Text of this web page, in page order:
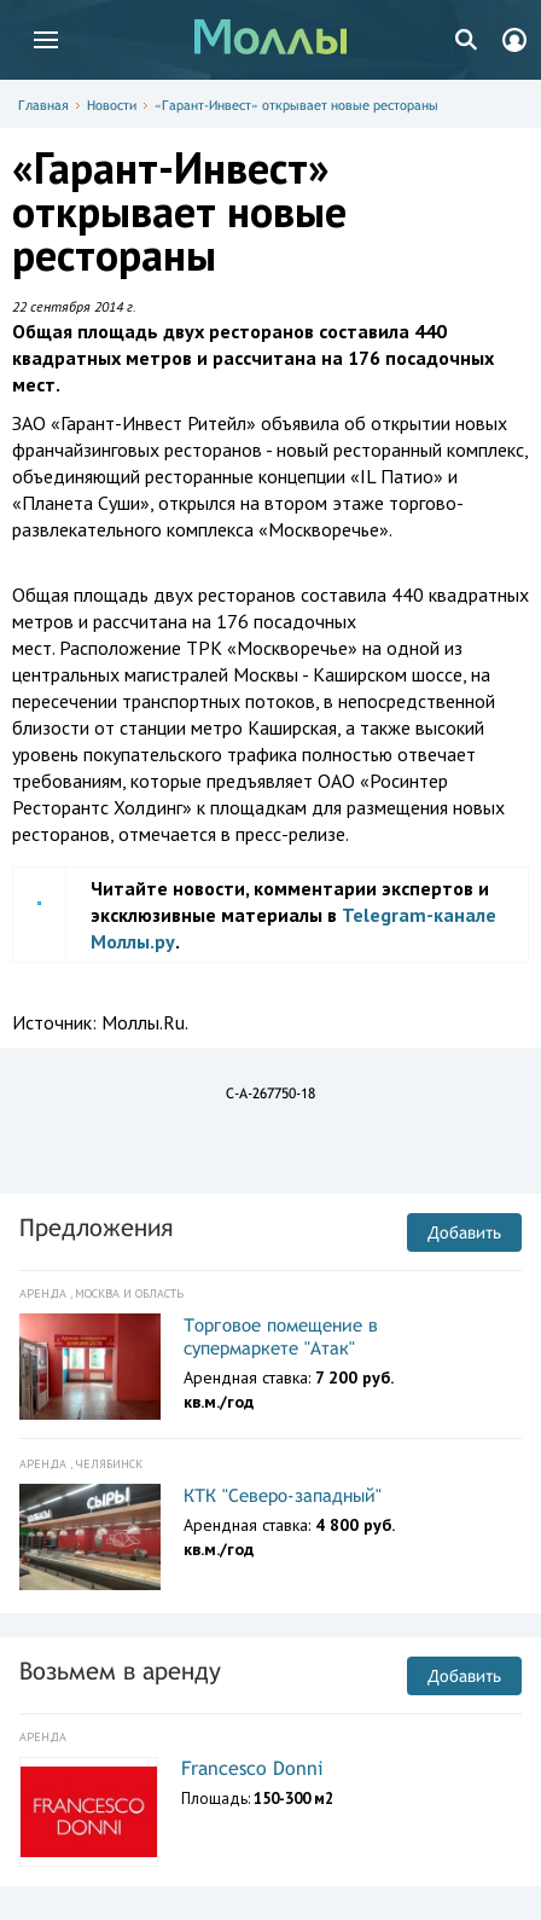
Главная Новости «Гарант-Инвест» открывает новые рестораны
«Гарант-Инвест»
открывает новые
рестораны
22 сентября 2014 г.
Общая площадь двух ресторанов составила 440
квадратных метров и рассчитана на 176 посадочных
мест.
ЗАО «Гарант-Инвест Ритейл» объявила об открытии новых
франчайзинговых ресторанов - новый ресторанный комплекс,
объединяющий ресторанные концепции «IL Патио» и
«Планета Суши», открылся на втором этаже торгово-
развлекательного комплекса «Москворечье».
Общая площадь двух ресторанов составила 440 квадратных
метров и рассчитана на 176 посадочных
мест. Расположение ТРК «Москворечье» на одной из
центральных магистралей Москвы - Каширском шоссе, на
пересечении транспортных потоков, в непосредственной
близости от станции метро Каширская, а также высокий
уровень покупательского трафика полностью отвечает
требованиям, которые предъявляет ОАО «Росинтер
Ресторантс Холдинг» к площадкам для размещения новых
ресторанов, отмечается в пресс-релизе.
Читайте новости, комментарии экспертов и
эксклюзивные материалы в Telegram-канале
Моллы.ру.
Источник: Моллы.Ru.
C-A-267750-18
Предложения Добавить
АРЕНДА , МОСКВА И ОБЛАСТЬ
Торговое помещение в
супермаркете "Атак"
Арендная ставка: 7 200 руб.
кв.м./год
АРЕНДА , ЧЕЛЯБИНСК
КТК "Северо-западный"
Арендная ставка: 4 800 руб.
кв.м./год
Возьмем в аренду Добавить
АРЕНДА
Francesco Donni
Площадь:150-300 м2